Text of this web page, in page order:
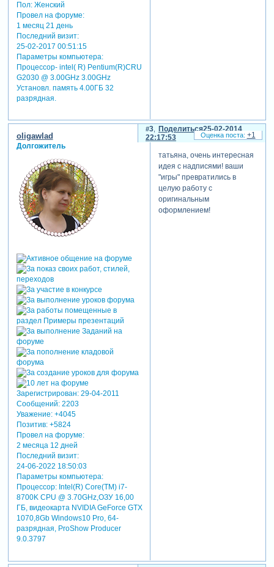
Пол:Женский
Провел на форуме:
1 месяц 21 день
Последний визит:
25-02-2017 00:51:15
Параметры компьютера:
Процессор- intel( R) Pentium(R)CRU
G2030 @ 3.00GHz 3.00GHz
Установл. память 4.00ГБ 32
разрядная.
Поделиться
3
25-02-2014
22:17:53
oligawlad
Долгожитель
Зарегистрирован: 29-04-2011
Сообщений:2203
Уважение: +4045
Позитив: +5824
Провел на форуме:
2 месяца 12 дней
Последний визит:
24-06-2022 18:50:03
Параметры компьютера:
Процессор: Intel(R) Core(TM) i7-
8700K CPU @ 3.70GHz,ОЗУ 16,00
ГБ, видеокарта NVIDIA GeForce GTX
1070,8Gb Windows10 Pro, 64-
разрядная, ProShow Producer
9.0.3797
татьяна, очень интересная
идея с надписями! ваши
"игры" превратились в
целую работу с
оригинальным
оформлением!
+1